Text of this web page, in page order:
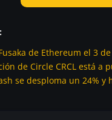
de Ethereum el 3
de Circle CRCL está a
se desploma un 24%